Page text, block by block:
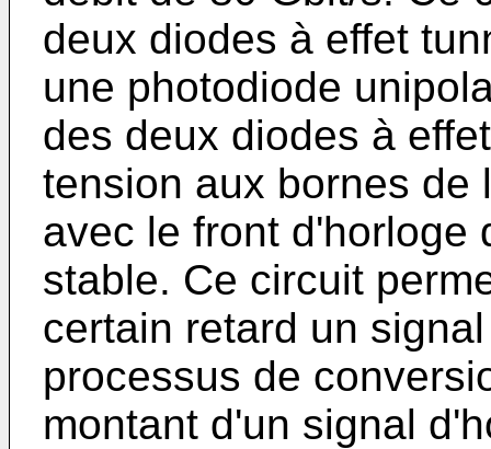
deux diodes à effet
une photodiode
des deux diodes à
tension aux bornes de
avec le front d'horloge
stable. Ce circuit
certain retard un
processus de
montant d'un signal